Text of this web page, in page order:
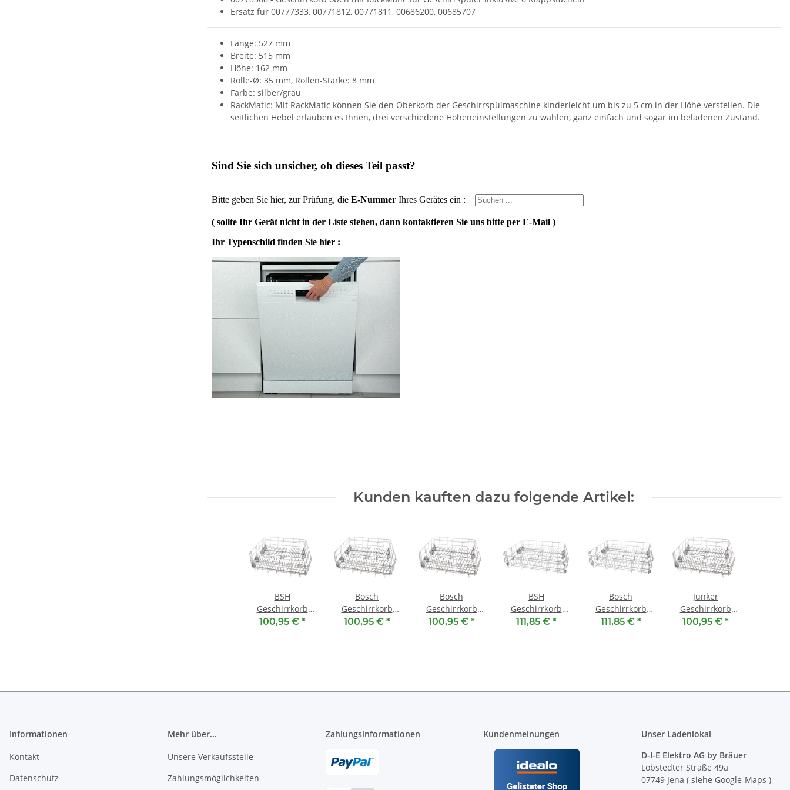
Ersatz für 00777333, 00771812, 00771811, 00686200, 00685707
Länge: 527 mm
Breite: 515 mm
Höhe: 162 mm
Rolle-Ø: 35 mm, Rollen-Stärke: 8 mm
Farbe: silber/grau
RackMatic: Mit RackMatic können Sie den Oberkorb der Geschirrspülmaschine kinderleicht um bis zu 5 cm in der Höhe verstellen. Die
seitlichen Hebel erlauben es Ihnen, drei verschiedene Höheneinstellungen zu wählen, ganz einfach und sogar im beladenen Zustand.
Kunden kauften dazu folgende Artikel:
BSH
Geschirrkorb
unten 20003053
100,95 € *
Bosch
Geschirrkorb
unten 00771609
100,95 € *
Bosch
Geschirrkorb
unten 20003053
100,95 € *
BSH
Geschirrkorb
unten 20002434
111,85 € *
Bosch
Geschirrkorb
unten 00771608
111,85 € *
Junker
Geschirrkorb
unten 00771609
100,95 € *
Informationen
Kontakt
Datenschutz
Mehr über...
Unsere Verkaufsstelle
Zahlungsmöglichkeiten
Zahlungsinformationen Kundenmeinungen
Unser Ladenlokal
D-I-E Elektro AG by Bräuer
Löbstedter Straße 49a
07749 Jena( siehe Google-Maps )